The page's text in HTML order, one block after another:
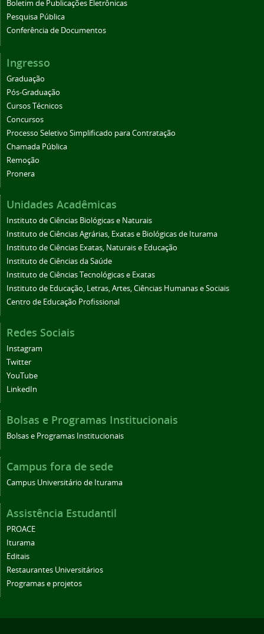
Boletim de Publicações Eletrônicas
Pesquisa Pública
Conferência de Documentos
Ingresso
Graduação
Pós-Graduação
Cursos Técnicos
Concursos
Processo Seletivo Simplificado para Contratação
Chamada Pública
Remoção
Pronera
Unidades Acadêmicas
Instituto de Ciências Biológicas e Naturais
Instituto de Ciências Agrárias, Exatas e Biológicas de Iturama
Instituto de Ciências Exatas, Naturais e Educação
Instituto de Ciências da Saúde
Instituto de Ciências Tecnológicas e Exatas
Instituto de Educação, Letras, Artes, Ciências Humanas e Sociais
Centro de Educação Profissional
Redes Sociais
Instagram
Twitter
YouTube
LinkedIn
Bolsas e Programas Institucionais
Bolsas e Programas Institucionais
Campus fora de sede
Campus Universitário de Iturama
Assistência Estudantil
PROACE
Iturama
Editais
Restaurantes Universitários
Programas e projetos